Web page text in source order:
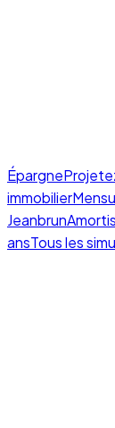
Épargne
immobilier
Jeanbrun
ansTous les